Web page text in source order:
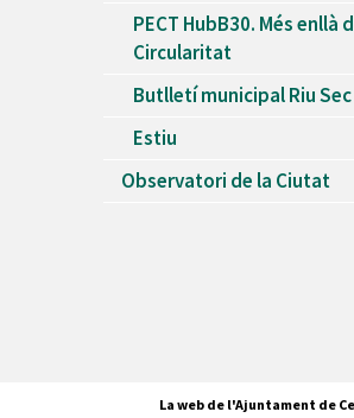
PECT HubB30. Més enllà
Circularitat
Butlletí municipal Riu Sec
Estiu
Observatori de la Ciutat
La web de l'Ajuntament de